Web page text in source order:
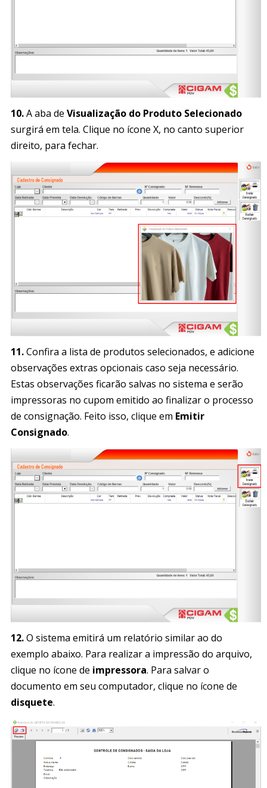
10.A aba de Visualização do Produto Selecionado
surgirá em tela. Clique no ícone X, no canto superior
direito, para fechar.
11.Confira a lista de produtos selecionados, e adicione
observações extras opcionais caso seja necessário.
Estas observações ficarão salvas no sistema e serão
impressoras no cupom emitido ao finalizar o processo
de consignação. Feito isso, clique em Emitir
Consignado.
12.O sistema emitirá um relatório similar ao do
exemplo abaixo. Para realizar a impressão do arquivo,
clique no ícone de impressora. Para salvar o
documento em seu computador, clique no ícone de
disquete.